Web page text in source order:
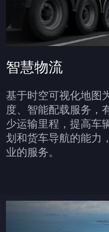
智慧物流
基于时空可视化地图
度、智能配载服务，
少运输里程，提高车
划和货车导航的能力
业的服务。